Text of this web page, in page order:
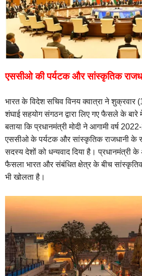
एससीओ की पर्यटक और सांस्कृतिक
भारत के विदेश सचिव विनय क्वात्रा ने शुक्रवार
शंघाई सहयोग संगठन द्वारा लिए गए फैसले के बारे
बताया कि प्रधानमंत्री मोदी ने आगामी वर्ष
एससीओ के पर्यटक और सांस्कृतिक राजधानी के
सदस्य देशों को धन्यवाद दिया है। प्रधानमंत्री
फैसला भारत और संबंधित क्षेत्र के बीच
भी खोलता है।